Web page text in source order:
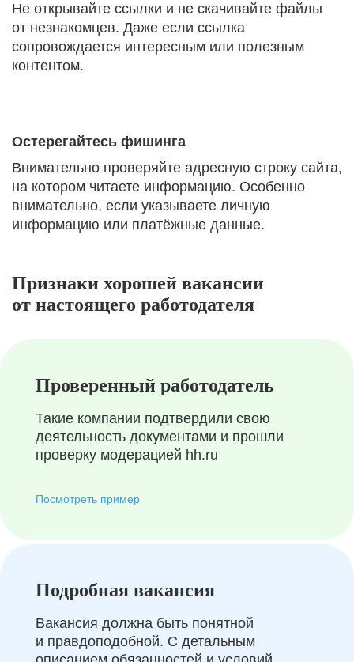
Не открывайте ссылки и не скачивайте файлы
от незнакомцев. Даже если ссылка
сопровождается интересным или полезным
контентом.
Остерегайтесь фишинга
Внимательно проверяйте адресную строку сайта,
на котором читаете информацию. Особенно
внимательно, если указываете личную
информацию или платёжные данные.
Признаки хорошей вакансии
от настоящего работодателя
Проверенный работодатель
Такие компании подтвердили свою
деятельность документами и прошли
проверку модерацией hh.ru
Посмотреть пример
Подробная вакансия
Вакансия должна быть понятной
и правдоподобной. С детальным